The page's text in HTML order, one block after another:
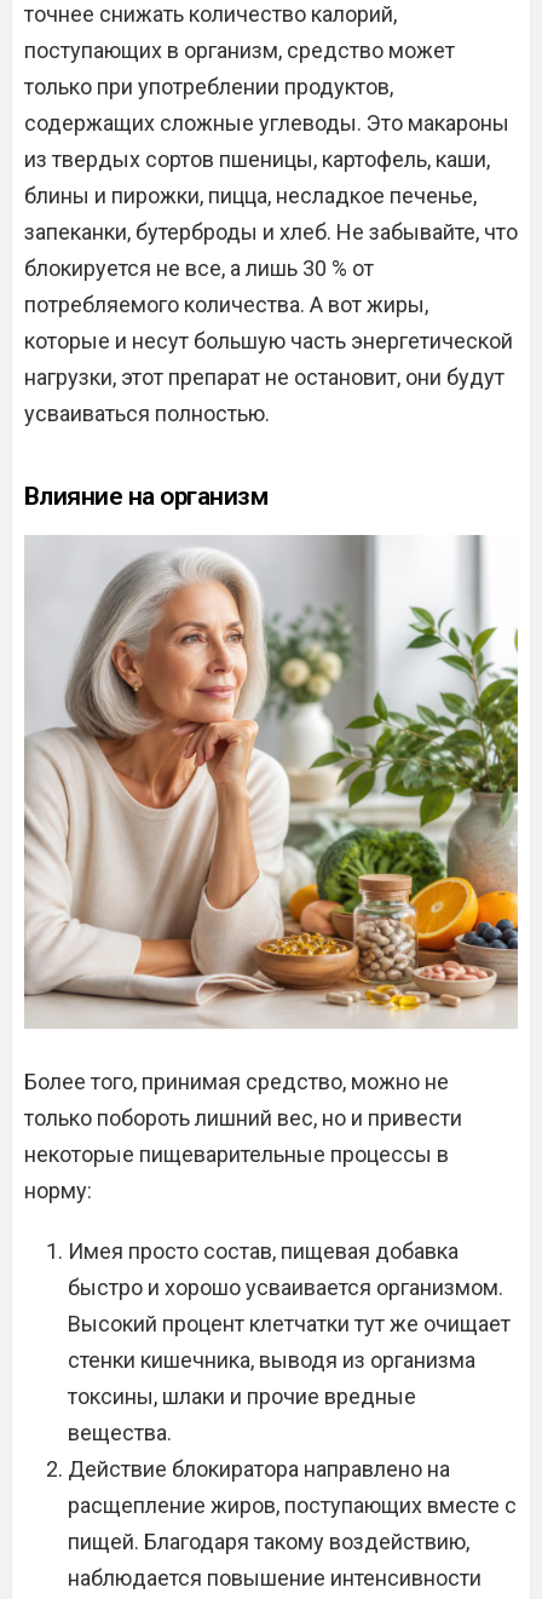
точнее снижать количество калорий,
поступающих в организм, средство может
только при употреблении продуктов,
содержащих сложные углеводы. Это макароны
из твердых сортов пшеницы, картофель, каши,
блины и пирожки, пицца, несладкое печенье,
запеканки, бутерброды и хлеб. Не забывайте, что
блокируется не все, а лишь 30 % от
потребляемого количества. А вот жиры,
которые и несут большую часть энергетической
нагрузки, этот препарат не остановит, они будут
усваиваться полностью.
Влияние на организм
Более того, принимая средство, можно не
только побороть лишний вес, но и привести
некоторые пищеварительные процессы в
норму:
Имея просто состав, пищевая добавка
быстро и хорошо усваивается организмом.
Высокий процент клетчатки тут же очищает
стенки кишечника, выводя из организма
токсины, шлаки и прочие вредные
вещества.
Действие блокиратора направлено на
расщепление жиров, поступающих вместе с
пищей. Благодаря такому воздействию,
наблюдается повышение интенсивности